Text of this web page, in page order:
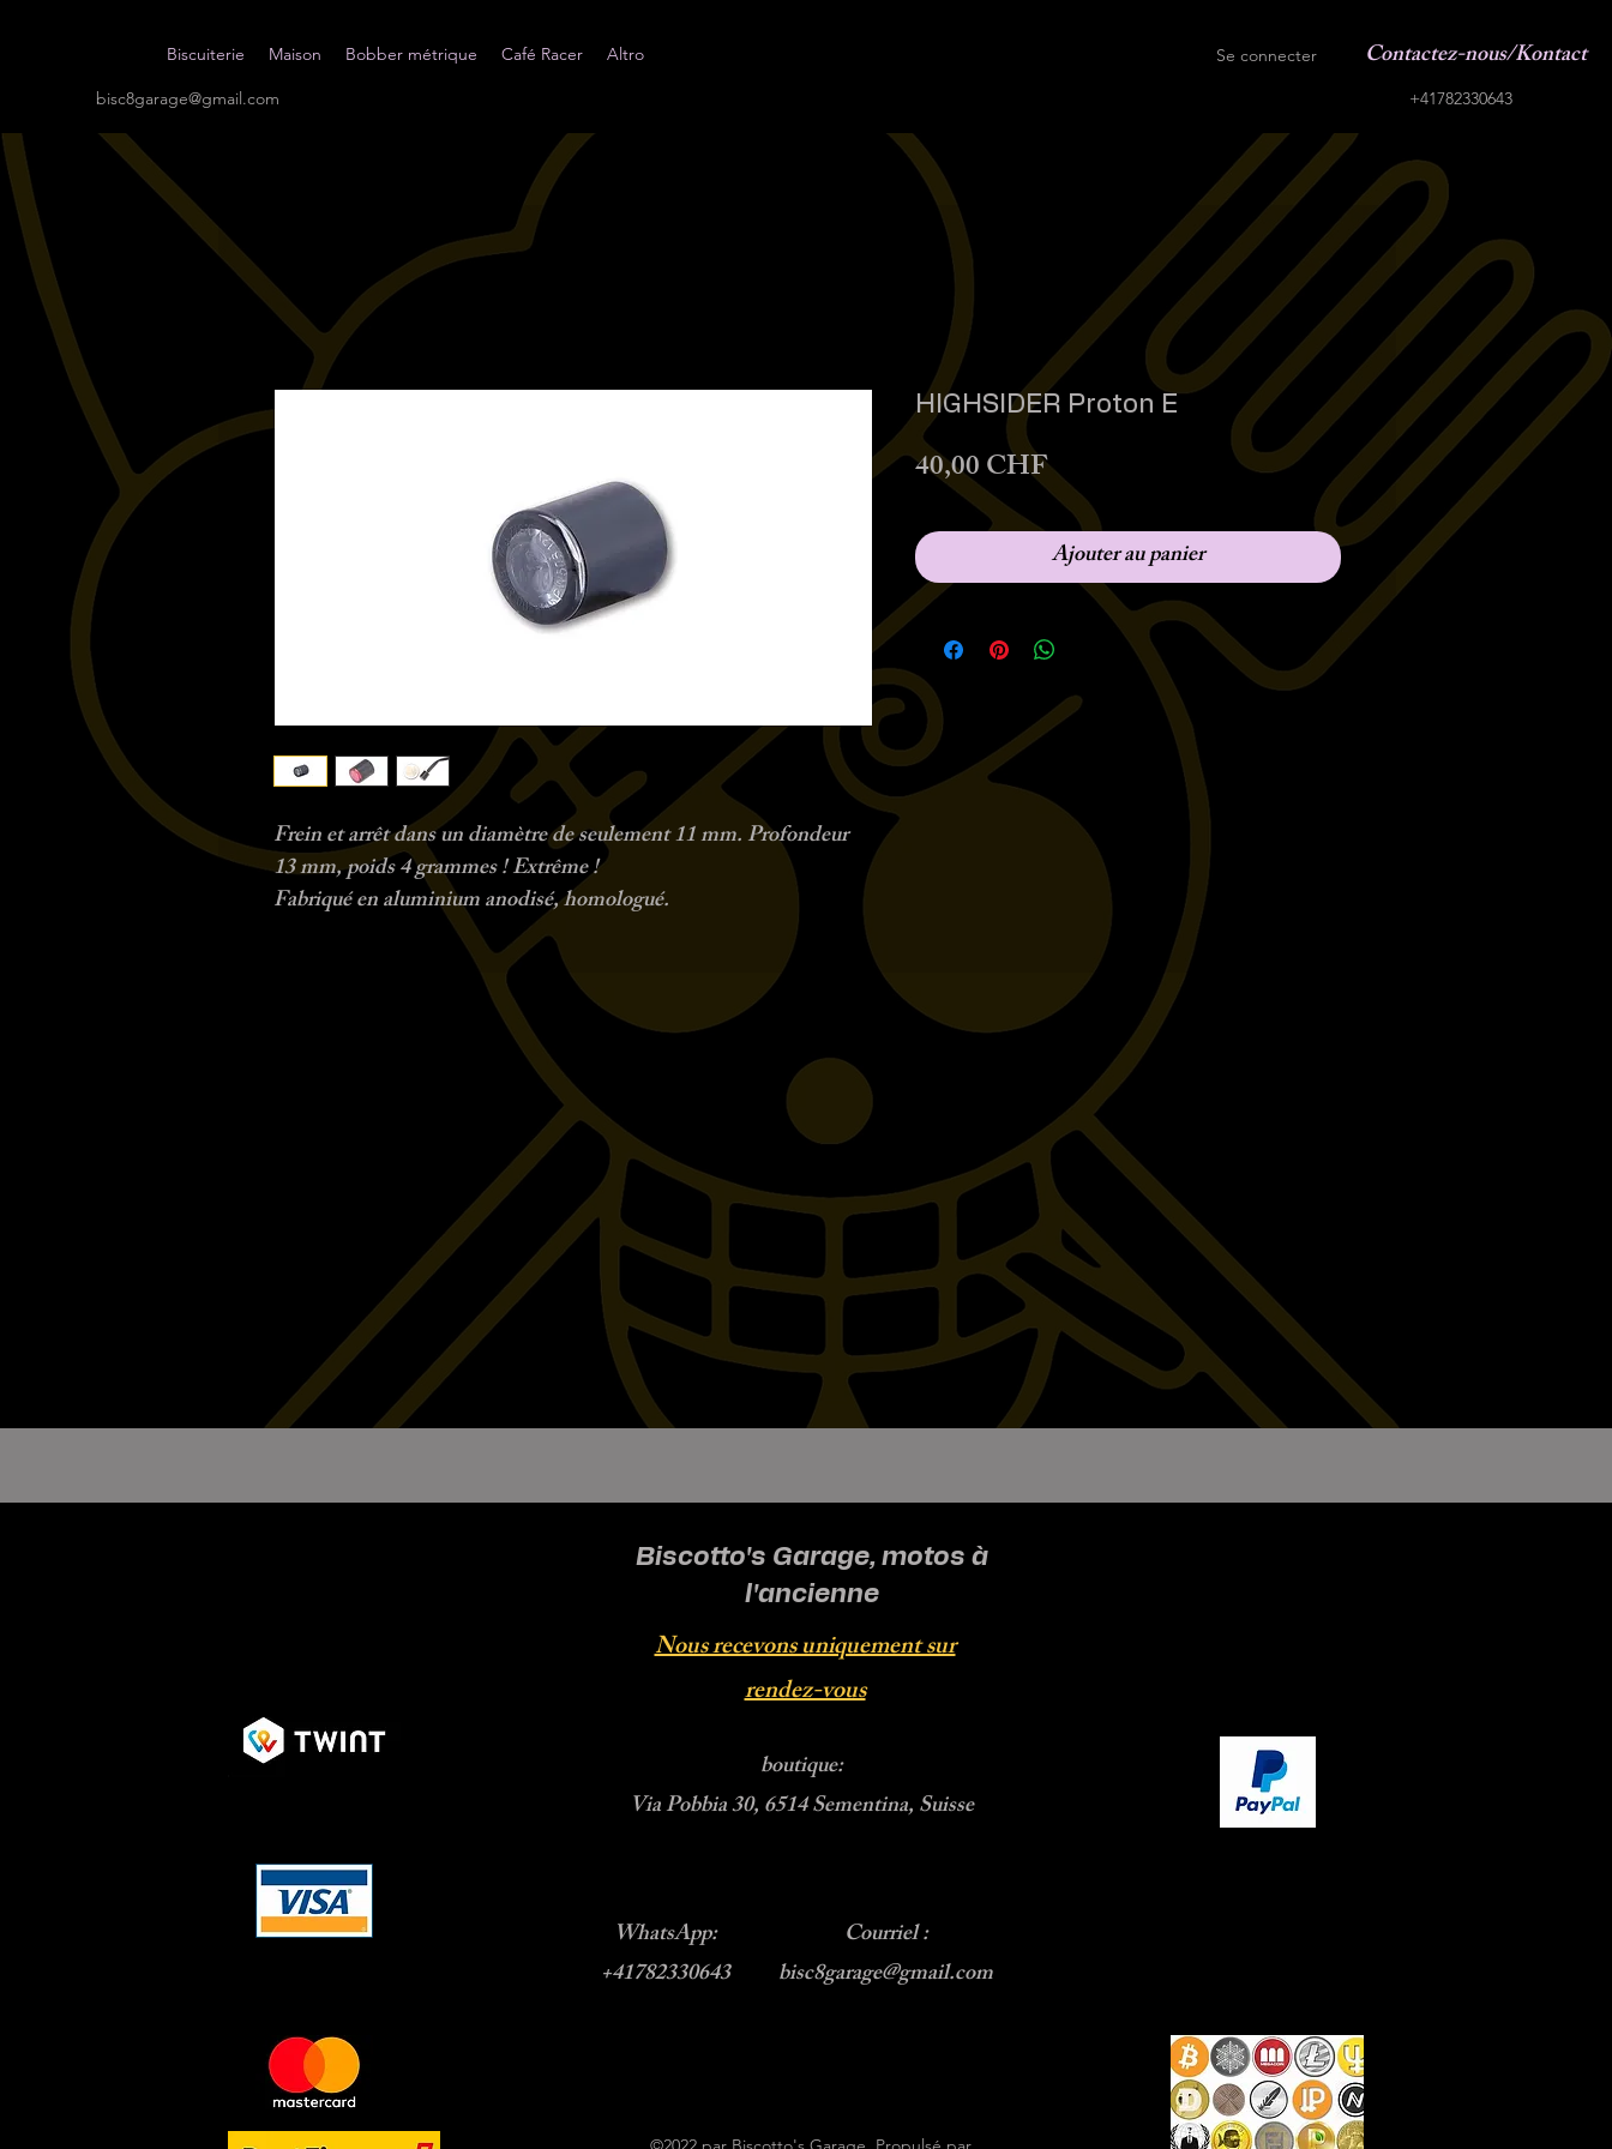
Biscuiterie Maison Bobber métrique Café Racer Altro Se connecter Contactez-nous/Kontact
bisc8garage@gmail.com +41782330643
Frein et arrêt dans un diamètre de seulement 11 mm. Profondeur
13 mm, poids 4 grammes ! Extrême !
Fabriqué en aluminium anodisé, homologué.
HIGHSIDER Proton E
40,00 CHFPrix
Ajouter au panier
Biscotto's Garage, motos à
l'ancienne
Nous recevons uniquement sur
rendez-vous
boutique:
Via Pobbia 30, 6514 Sementina, Suisse
WhatsApp:
+41782330643
Courriel :
bisc8garage@gmail.com